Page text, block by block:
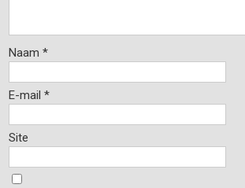
Naam*
E-mail*
Site